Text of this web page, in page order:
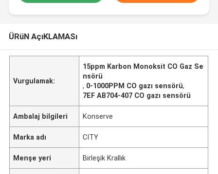
ÜRüN AçıKLAMASı
Vurgulamak:
15ppm Karbon Monoksit CO Gaz Se
nsörü
, 0-1000PPM CO gazı sensörü,
7EF AB704-407 CO gazı sensörü
Ambalaj bilgileri Konserve
Marka adı CITY
Menşe yeri Birleşik Krallık